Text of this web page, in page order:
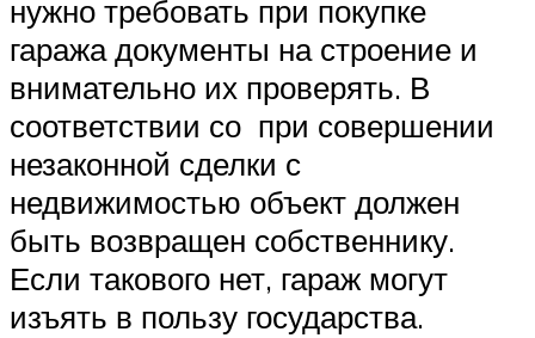
нужно требовать при покупке
гаража документы на строение и
внимательно их проверять. В
соответствии со при совершении
незаконной сделки с
недвижимостью объект должен
быть возвращен собственнику.
Если такового нет, гараж могут
изъять в пользу государства.